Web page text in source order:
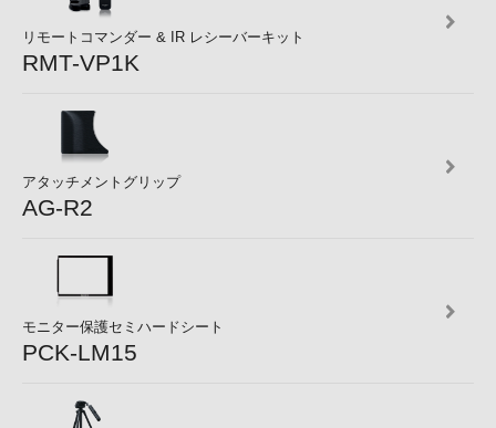
リモートコマンダー & IR レシーバーキット
RMT-VP1K
アタッチメントグリップ
AG-R2
モニター保護セミハードシート
PCK-LM15